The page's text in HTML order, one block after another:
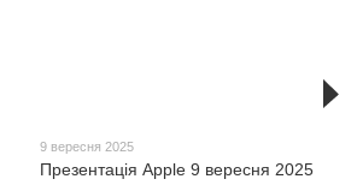
9 вересня 2025
Презентація Apple 9 вересня 2025